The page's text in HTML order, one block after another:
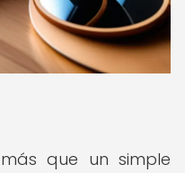
que un simple